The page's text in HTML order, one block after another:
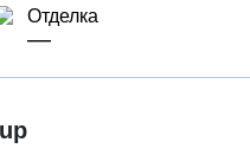
Отделка
—